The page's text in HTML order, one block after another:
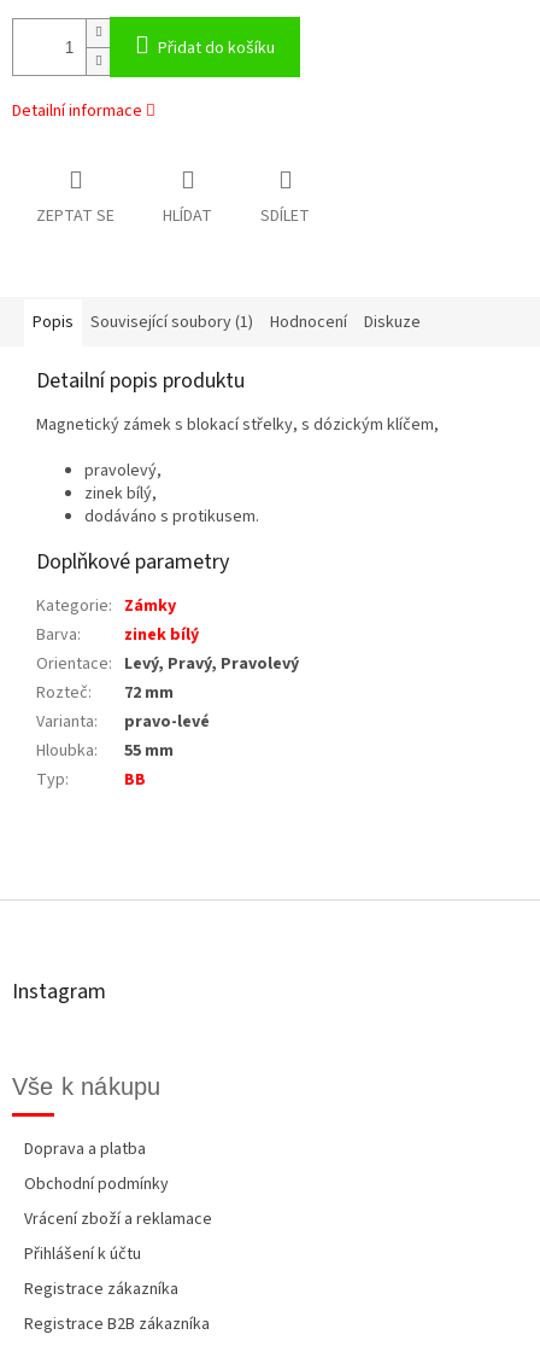
Přidat do košíku
Detailní informace
ZEPTAT SE HLÍDAT SDÍLET
Popis Související soubory (1) Hodnocení Diskuze
Detailní popis produktu
Magnetický zámek s blokací střelky, s dózickým klíčem,
pravolevý,
zinek bílý,
dodáváno s protikusem.
Doplňkové parametry
Kategorie: Zámky
Barva:
zinek bílý
Orientace: Levý, Pravý, Pravolevý
Rozteč:
72 mm
Varianta:
pravo-levé
Hloubka:
55 mm
Typ: BB
á
Instagram
Vše k nákupu
Doprava a platba
Obchodní podmínky
Vrácení zboží a reklamace
Přihlášení k účtu
Registrace zákazníka
Registrace B2B zákazníka